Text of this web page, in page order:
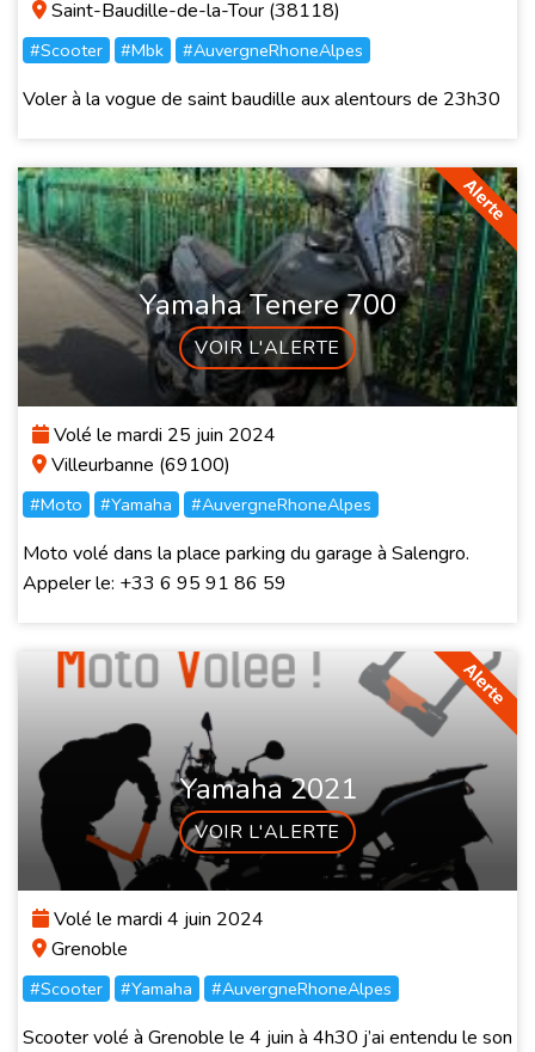
Saint-Baudille-de-la-Tour (38118)
#Scooter #Mbk #AuvergneRhoneAlpes
Voler à la vogue de saint baudille aux alentours de 23h30
Yamaha Tenere 700
VOIR L'ALERTE
Volé le mardi 25 juin 2024
Villeurbanne (69100)
#Moto #Yamaha #AuvergneRhoneAlpes
Moto volé dans la place parking du garage à Salengro.
Appeler le: +33 6 95 91 86 59
Yamaha 2021
VOIR L'ALERTE
Volé le mardi 4 juin 2024
Grenoble
#Scooter #Yamaha #AuvergneRhoneAlpes
Scooter volé à Grenoble le 4 juin à 4h30 j’ai entendu le son